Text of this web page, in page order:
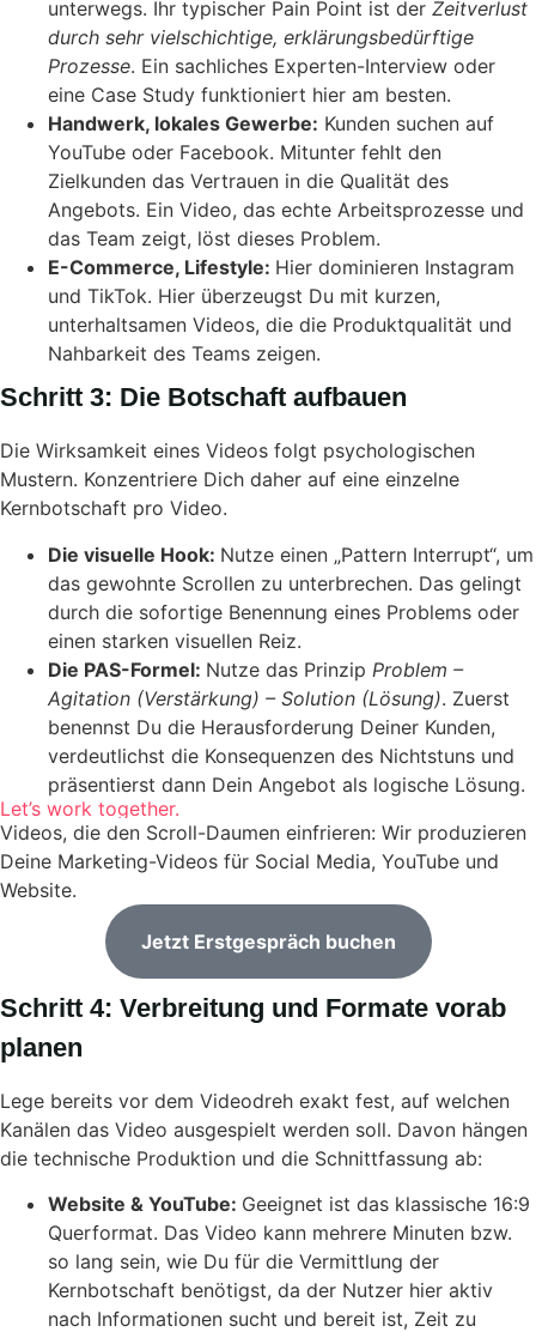
unterwegs. Ihr typischer Pain Point ist der Zeitverlust
durch sehr vielschichtige, erklärungsbedürftige
Prozesse. Ein sachliches Experten-Interview oder
eine Case Study funktioniert hier am besten.
Handwerk, lokales Gewerbe: Kunden suchen auf
YouTube oder Facebook. Mitunter fehlt den
Zielkunden das Vertrauen in die Qualität des
Angebots. Ein Video, das echte Arbeitsprozesse und
das Team zeigt, löst dieses Problem.
E-Commerce, Lifestyle: Hier dominieren Instagram
und TikTok. Hier überzeugst Du mit kurzen,
unterhaltsamen Videos, die die Produktqualität und
Nahbarkeit des Teams zeigen.
Schritt 3: Die Botschaft aufbauen
Die Wirksamkeit eines Videos folgt psychologischen
Mustern. Konzentriere Dich daher auf eine einzelne
Kernbotschaft pro Video.
Die visuelle Hook: Nutze einen „Pattern Interrupt“, um
das gewohnte Scrollen zu unterbrechen. Das gelingt
durch die sofortige Benennung eines Problems oder
einen starken visuellen Reiz.
Die PAS-Formel: Nutze das Prinzip Problem –
Agitation (Verstärkung) – Solution (Lösung). Zuerst
benennst Du die Herausforderung Deiner Kunden,
verdeutlichst die Konsequenzen des Nichtstuns und
präsentierst dann Dein Angebot als logische Lösung.
Let’s work together.
Videos, die den Scroll-Daumen einfrieren: Wir produzieren
Deine Marketing-Videos für Social Media, YouTube und
Website.
Jetzt Erstgespräch buchen
Schritt 4: Verbreitung und Formate vorab
planen
Lege bereits vor dem Videodreh exakt fest, auf welchen
Kanälen das Video ausgespielt werden soll. Davon hängen
die technische Produktion und die Schnittfassung ab:
Website & YouTube: Geeignet ist das klassische 16:9
Querformat. Das Video kann mehrere Minuten bzw.
so lang sein, wie Du für die Vermittlung der
Kernbotschaft benötigst, da der Nutzer hier aktiv
nach Informationen sucht und bereit ist, Zeit zu